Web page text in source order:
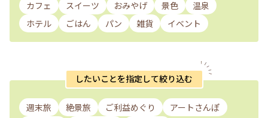
カフェ スイーツ おみやげ 景色
温泉
ホテル
ごはん パン 雑貨 イベント
したいことを指定して絞り込む
週末旅 絶景旅 ご利益めぐり
アートさんぽ